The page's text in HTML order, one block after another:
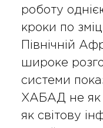
роботу
кроки по
Північній
широке
системи
ХАБАД не як
як світову